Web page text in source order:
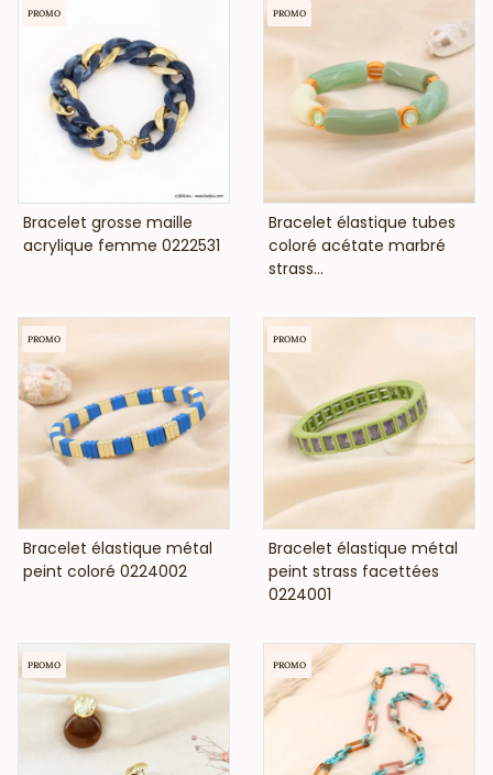
VOIR LE PRIX
Bracelet grosse maille
acrylique femme 0222531
PROMO
VOIR LE PRIX
Bracelet élastique tubes
coloré acétate marbré
strass...
PROMO
VOIR LE PRIX
Bracelet élastique métal
peint coloré 0224002
PROMO
VOIR LE PRIX
Bracelet élastique métal
peint strass facettées
0224001
PROMO
PROMO PROMO